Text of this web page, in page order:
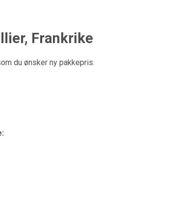
Frankrike
du ønsker ny pakkepris.